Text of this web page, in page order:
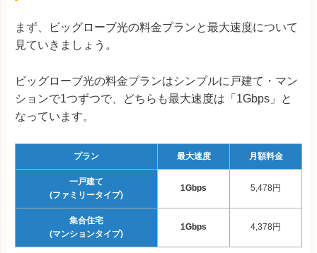
まず、ビッグローブ光の料金プランと最大速度について
見ていきましょう。
ビッグローブ光の料金プランはシンプルに戸建て・マン
ションで1つずつで、どちらも最大速度は「1Gbps」と
なっています。
プラン 最大速度 月額料金
一戸建て
(ファミリータイプ)
1Gbps 5,478円
集合住宅
(マンションタイプ)
1Gbps 4,378円